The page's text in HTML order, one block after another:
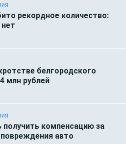
рекордное количество:
белгородского
млн рублей
компенсацию за
авто